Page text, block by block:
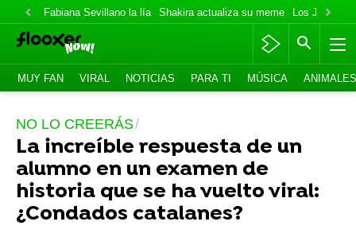
Fabiana Sevillano la lía Shakira actualiza su meme Los Jonas
MUY FAN VIRAL NOTICIAS PARA TI MÚSICA ANIMALES
NO LO CREERÁS
La increíble respuesta de un
alumno en un examen de
historia que se ha vuelto viral:
¿Condados catalanes?